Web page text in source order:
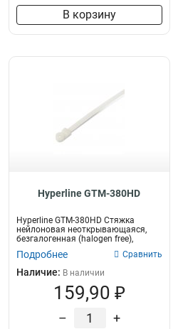
В корзину
Hyperline GTM-380HD
Hyperline GTM-380HD Стяжка
нейлоновая неоткрывающаяся,
безгалогенная (halogen free),
382x7.6 мм...
Подробнее Сравнить
Наличие: В наличии
159,90 ₽
– +